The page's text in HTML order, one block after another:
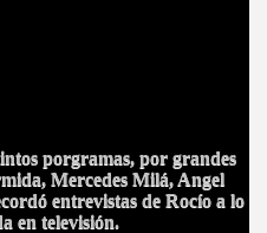
porgramas, por grandes
Mercedes Milá, Angel
entrevistas de Rocío a lo
en televisión.